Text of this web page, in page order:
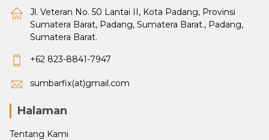
Jl. Veteran No. 50 Lantai II, Kota Padang, Provinsi
Sumatera Barat, Padang, Sumatera Barat., Padang,
Sumatera Barat.
+62 823-8841-7947
sumbarfix(at)gmail.com
Halaman
Tentang Kami